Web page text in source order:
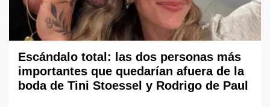
Escándalo total: las dos personas más
importantes que quedarían afuera de la
boda de Tini Stoessel y Rodrigo de Paul